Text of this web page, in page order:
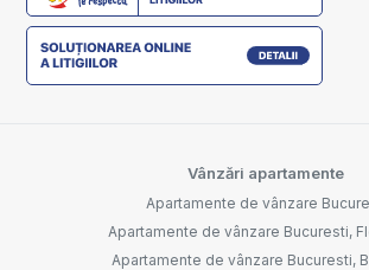
Vânzări apartamente
Apartamente de vânzare
Apartamente de vânzare Bucuresti,
Apartamente de vânzare Bucuresti,